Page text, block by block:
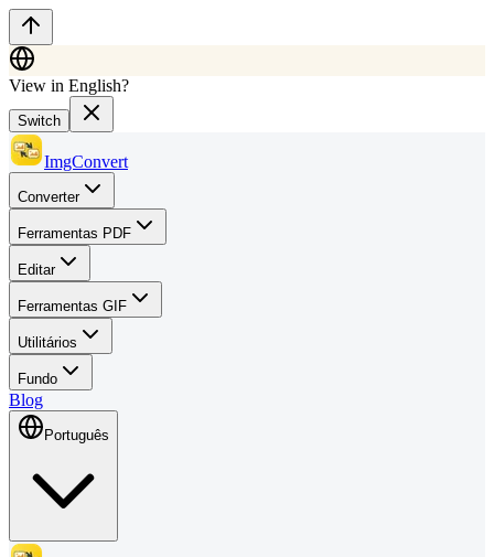
View in English?
Switch
ImgConvert
Converter
Ferramentas PDF
Editar
Ferramentas GIF
Utilitários
Fundo
Blog
Português